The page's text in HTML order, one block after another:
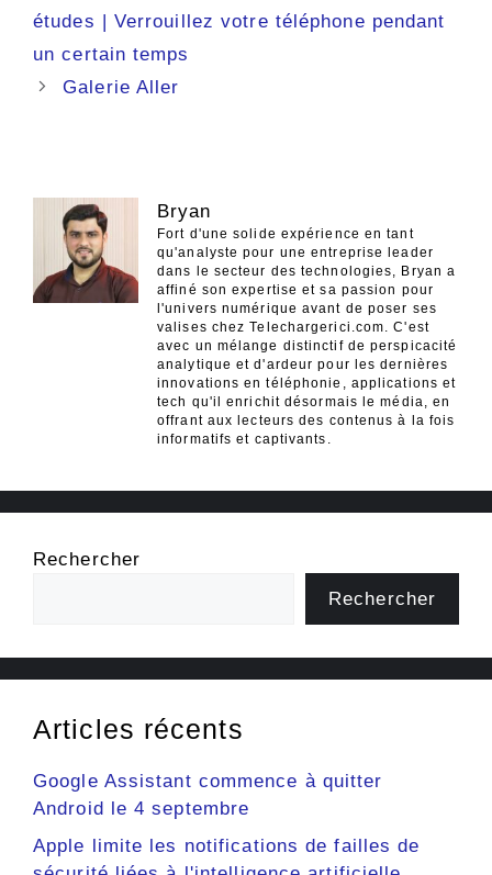
des
études | Verrouillez votre téléphone pendant
un certain temps
Galerie Aller
Bryan
Fort d'une solide expérience en tant
qu'analyste pour une entreprise leader
dans le secteur des technologies, Bryan a
affiné son expertise et sa passion pour
l'univers numérique avant de poser ses
valises chez Telechargerici.com. C'est
avec un mélange distinctif de perspicacité
analytique et d'ardeur pour les dernières
innovations en téléphonie, applications et
tech qu'il enrichit désormais le média, en
offrant aux lecteurs des contenus à la fois
informatifs et captivants.
Rechercher
Rechercher
Articles récents
Google Assistant commence à quitter
Android le 4 septembre
Apple limite les notifications de failles de